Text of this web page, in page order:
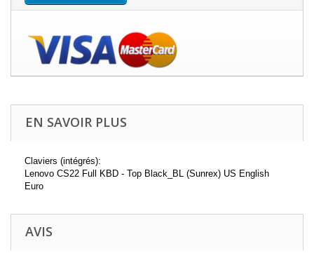
EN SAVOIR PLUS
Claviers (intégrés):
Lenovo CS22 Full KBD - Top Black_BL (Sunrex) US English
Euro
AVIS